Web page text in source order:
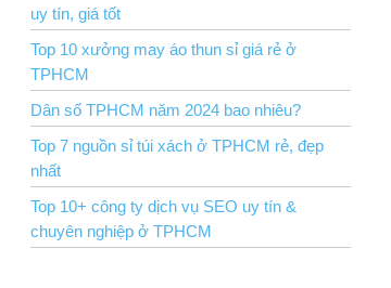
uy tín, giá tốt
Top 10 xưởng may áo thun sỉ giá rẻ ở
TPHCM
Dân số TPHCM năm 2024 bao nhiêu?
Top 7 nguồn sỉ túi xách ở TPHCM rẻ, đẹp
nhất
Top 10+ công ty dịch vụ SEO uy tín &
chuyên nghiệp ở TPHCM